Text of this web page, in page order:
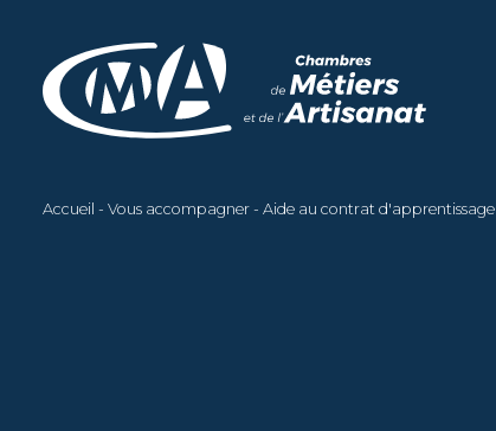
contenu
principal
Accueil Vous accompagner Aide au contrat d'apprentissage